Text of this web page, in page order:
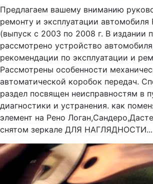
Предлагаем вашему вниманию
ремонту и эксплуатации автомобиля
(выпуск с 2003 по 2008 г. В издании
рассмотрено устройство
рекомендации по эксплуатации и
Рассмотрены особенности
автоматической коробок передач.
раздел посвящен неисправностям в
диагностики и устранения. как
элемент на Рено
снятом зеркале ДЛЯ НАГЛЯДНОСТИ...